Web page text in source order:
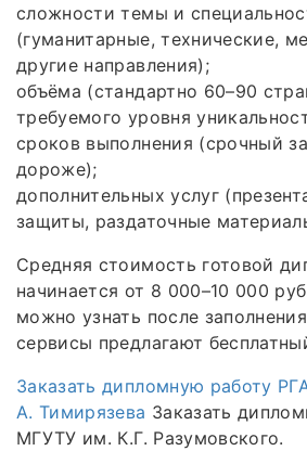
сложности темы и
(гуманитарные, технические,
другие направления);
объёма (стандартно 60–90
требуемого уровня
сроков выполнения (срочный
дороже);
дополнительных услуг
защиты, раздаточные
Средняя стоимость готовой
начинается от 8 000–10 000
можно узнать после
сервисы предлагают
Заказать дипломную работу
А. Тимирязева Заказать
МГУТУ им. К.Г. Разумовского.